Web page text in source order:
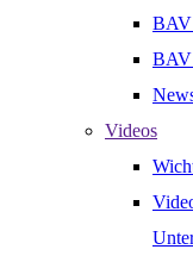
BAV
BAV
Videos